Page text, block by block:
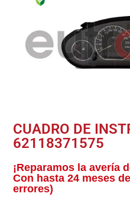
CUADRO DE
62118371575
¡Reparamos la avería
Con hasta 24 meses
errores)